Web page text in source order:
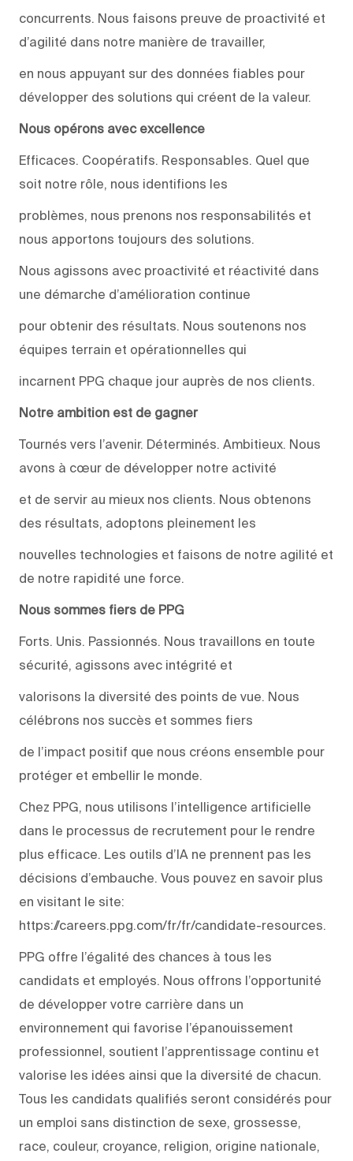
concurrents. Nous faisons preuve de proactivité et
d’agilité dans notre manière de travailler,
en nous appuyant sur des données fiables pour
développer des solutions qui créent de la valeur.
Nous opérons avec excellence
Efficaces. Coopératifs. Responsables. Quel que
soit notre rôle, nous identifions les
problèmes, nous prenons nos responsabilités et
nous apportons toujours des solutions.
Nous agissons avec proactivité et réactivité dans
une démarche d’amélioration continue
pour obtenir des résultats. Nous soutenons nos
équipes terrain et opérationnelles qui
incarnent PPG chaque jour auprès de nos clients.
Notre ambition est de gagner
Tournés vers l’avenir. Déterminés. Ambitieux. Nous
avons à cœur de développer notre activité
et de servir au mieux nos clients. Nous obtenons
des résultats, adoptons pleinement les
nouvelles technologies et faisons de notre agilité et
de notre rapidité une force.
Nous sommes fiers de PPG
Forts. Unis. Passionnés. Nous travaillons en toute
sécurité, agissons avec intégrité et
valorisons la diversité des points de vue. Nous
célébrons nos succès et sommes fiers
de l’impact positif que nous créons ensemble pour
protéger et embellir le monde.
Chez PPG, nous utilisons l’intelligence artificielle
dans le processus de recrutement pour le rendre
plus efficace. Les outils d’IA ne prennent pas les
décisions d’embauche. Vous pouvez en savoir plus
en visitant le site:
https://careers.ppg.com/fr/fr/candidate-resources.
PPG offre l’égalité des chances à tous les
candidats et employés. Nous offrons l’opportunité
de développer votre carrière dans un
environnement qui favorise l’épanouissement
professionnel, soutient l’apprentissage continu et
valorise les idées ainsi que la diversité de chacun.
Tous les candidats qualifiés seront considérés pour
un emploi sans distinction de sexe, grossesse,
race, couleur, croyance, religion, origine nationale,